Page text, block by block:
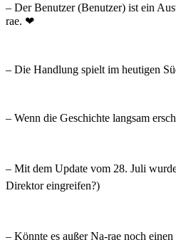
– Der Benutzer (Benutzer) ist ein
rae. ❤
– Die Handlung spielt im heutigen
– Wenn die Geschichte langsam
– Mit dem Update vom 28. Juli
Direktor eingreifen?)
– Könnte es außer Na-rae noch